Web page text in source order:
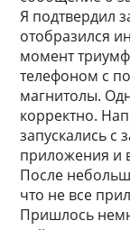
Я подтвердил
отобразился
момент
телефоном с
магнитолы.
корректно.
запускались с
приложения и
После
что не все
Пришлось